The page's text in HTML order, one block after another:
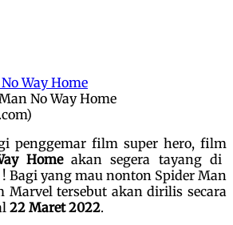
No Way Home
penggemar film super hero, film
Homeakan segera tayang di
Bagi yang mau nonton Spider Man
Marvel tersebut akan dirilis secara
22 Maret 2022.